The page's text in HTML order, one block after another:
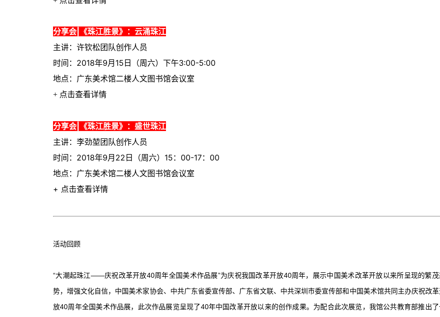
分享会|《珠江胜景》：云涌珠江
主讲：许钦松团队创作人员
时间：2018年9月15日（周六）下午3:00-5:00
地点：广东美术馆二楼人文图书馆会议室
+ 点击查看详情
分享会|《珠江胜景》：盛世珠江
主讲：李劲堃团队创作人员
时间：2018年9月22日（周六）15：00-17：00
地点：广东美术馆二楼人文图书馆会议室
+ 点击查看详情
活动回顾
“大潮起珠江——庆祝改革开放40周年全国美术作品展”为庆祝我国改革开放40周年，展示中国美术改革开放以来所呈现的繁
势，增强文化自信，中国美术家协会、中共广东省委宣传部、广东省文联、中共深圳市委宣传部和中国美术馆共同主办庆祝改
放40周年全国美术作品展，此次作品展览呈现了40年中国改革开放以来的创作成果。为配合此次展览，我馆公共教育部推出